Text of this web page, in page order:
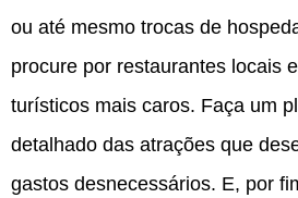
ou até mesmo trocas de
procure por restaurantes locais
turísticos mais caros. Faça um
detalhado das atrações que
gastos desnecessários. E, por